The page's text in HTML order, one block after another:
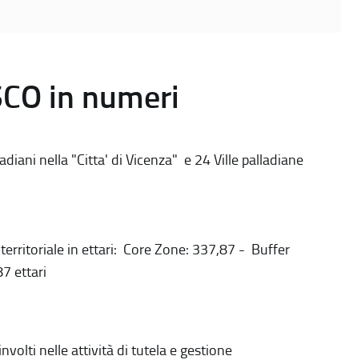
in numeri
nella "Citta' di Vicenza" e 24 Ville palladiane
in ettari: Core Zone: 337,87 - Buffer
ettari
nelle attività di tutela e gestione